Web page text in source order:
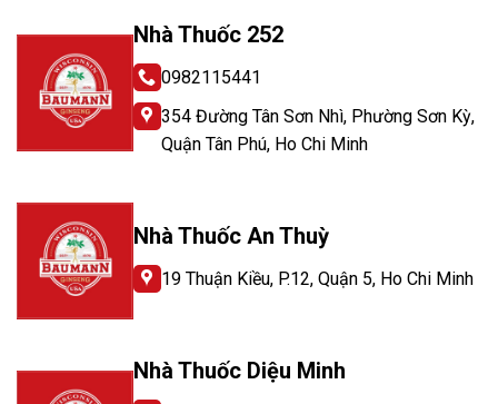
Nhà Thuốc 252
0982115441
354 Đường Tân Sơn Nhì, Phường Sơn Kỳ,
Quận Tân Phú, Ho Chi Minh
Nhà Thuốc An Thuỳ
19 Thuận Kiều, P.12, Quận 5, Ho Chi Minh
Nhà Thuốc Diệu Minh